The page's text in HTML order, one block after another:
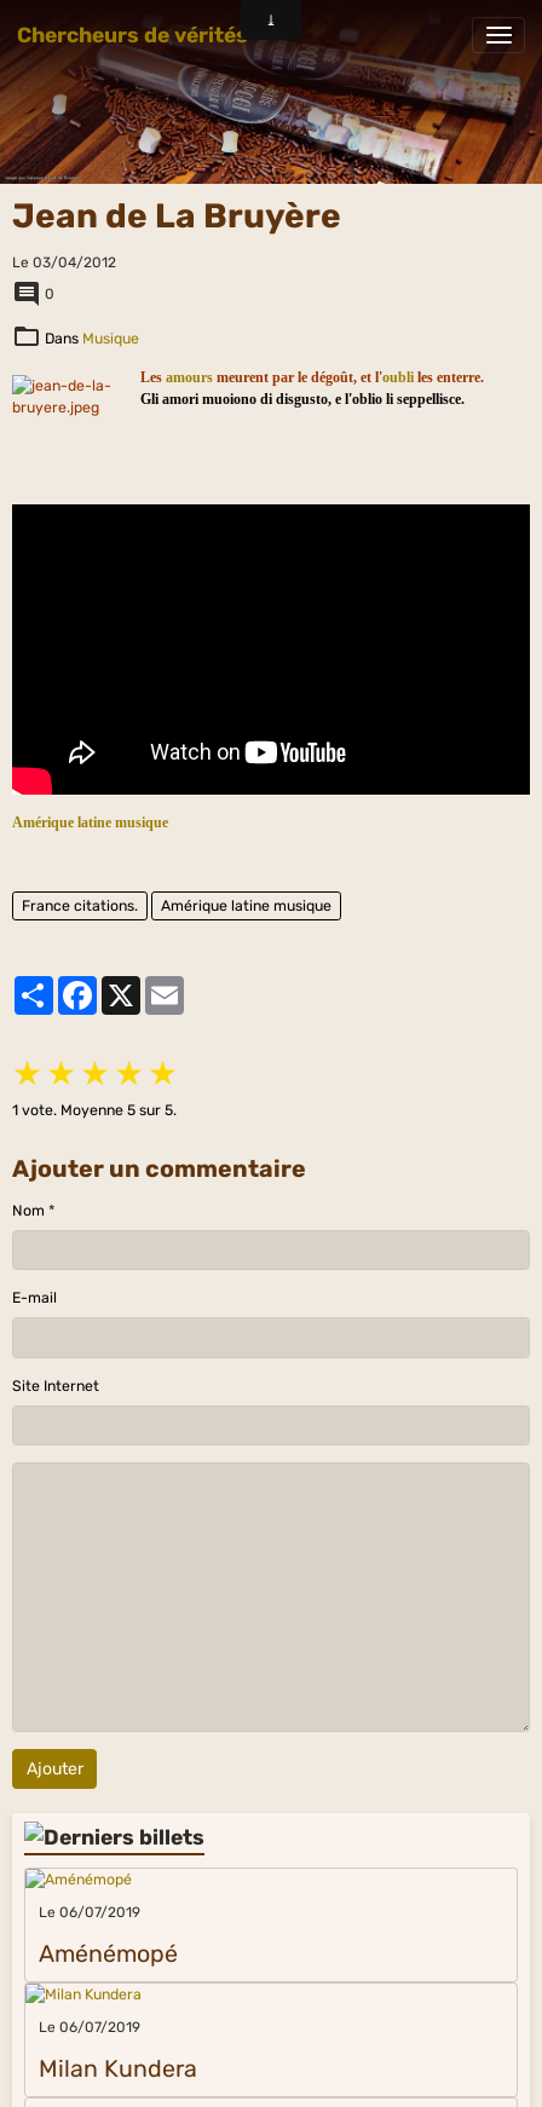
Chercheurs de vérités
Jean de La Bruyère
Le 03/04/2012
0
Dans Musique
Les amours meurent par le dégoût, et l'oubli les enterre.
Gli amori muoiono di disgusto, e l'oblio li seppellisce.
Amérique latine musique
France citations. Amérique latine musique
PartagerFacebook
★ ★ ★ ★ ★
1 vote. Moyenne 5 sur 5.
Ajouter un commentaire
Nom
E-mail
Site Internet
Ajouter
Le 06/07/2019
Aménémopé
Le 06/07/2019
Milan Kundera